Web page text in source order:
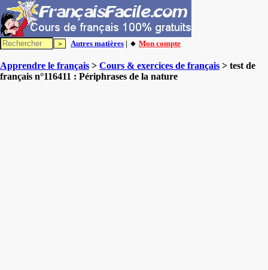
Autres matières | 🔸 Mon compte
Apprendre le français > Cours & exercices de français > test de
français n°116411 : Périphrases de la nature